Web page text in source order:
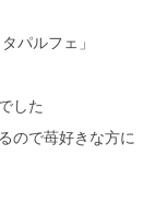
パルフェ」
した
ので苺好きな方に